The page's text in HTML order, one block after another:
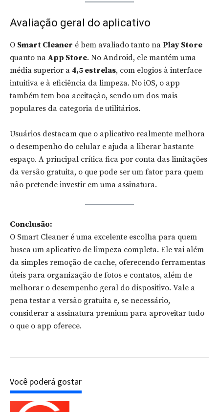
Avaliação geral do aplicativo
O Smart Cleaner é bem avaliado tanto na Play Store
quanto na App Store. No Android, ele mantém uma
média superior a 4,5 estrelas, com elogios à interface
intuitiva e à eficiência da limpeza. No iOS, o app
também tem boa aceitação, sendo um dos mais
populares da categoria de utilitários.
Usuários destacam que o aplicativo realmente melhora
o desempenho do celular e ajuda a liberar bastante
espaço. A principal crítica fica por conta das limitações
da versão gratuita, o que pode ser um fator para quem
não pretende investir em uma assinatura.
Conclusão:
O Smart Cleaner é uma excelente escolha para quem
busca um aplicativo de limpeza completa. Ele vai além
da simples remoção de cache, oferecendo ferramentas
úteis para organização de fotos e contatos, além de
melhorar o desempenho geral do dispositivo. Vale a
pena testar a versão gratuita e, se necessário,
considerar a assinatura premium para aproveitar tudo
o que o app oferece.
Você poderá gostar